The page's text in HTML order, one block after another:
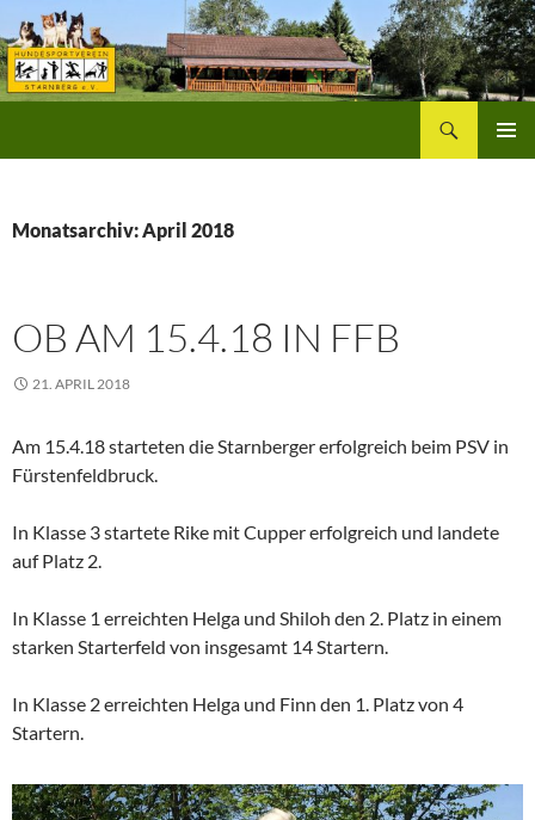
Inhalt
springen
Monatsarchiv: April 2018
OB AM 15.4.18 IN FFB
21. APRIL 2018
Am 15.4.18 starteten die Starnberger erfolgreich beim PSV in
Fürstenfeldbruck.
In Klasse 3 startete Rike mit Cupper erfolgreich und landete
auf Platz 2.
In Klasse 1 erreichten Helga und Shiloh den 2. Platz in einem
starken Starterfeld von insgesamt 14 Startern.
In Klasse 2 erreichten Helga und Finn den 1. Platz von 4
Startern.